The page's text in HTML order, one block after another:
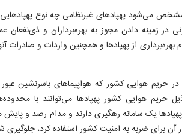
مشخص می‌شود پهپاد‌های غیرنظامی چه نوع
در زمینه دادن مجوز به بهره‌برداران و ذی‌نفعان
از پهپاد‌ها و همچنین واردات و صادرات
در حریم هوایی کشور که هواپیما‌های باسرنشین
حریم هوایی کشور پهپاد‌ها می‌توانند با
یک سامانه رهگیری دارند و مدام رصد و
برای ضربه به امنیت کشور استفاده کرد، جلوگیری